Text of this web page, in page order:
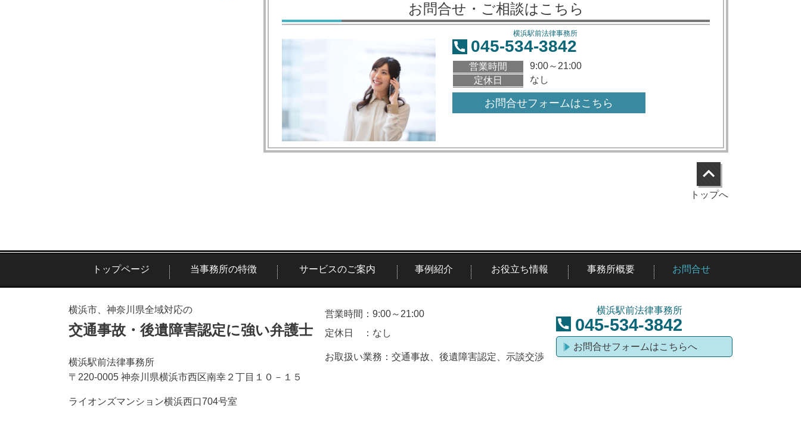
お問合せ・ご相談はこちら
横浜駅前法律事務所
045-534-3842
営業時間
9:00～21:00
定休日
なし
お問合せフォームはこちら
トップへ
トップページ 当事務所の特徴 サービスのご案内 事例紹介 お役立ち情報 事務所概要 お問合せ
横浜市、神奈川県全域対応の
交通事故・後遺障害認定に強い弁護士
横浜駅前法律事務所
〒220-0005 神奈川県横浜市西区南幸２丁目１０－１５
ライオンズマンション横浜西口704号室
営業時間：9:00～21:00
定休日 ：なし
お取扱い業務：交通事故、後遺障害認定、示談交渉
横浜駅前法律事務所
045-534-3842
お問合せフォームはこちらへ